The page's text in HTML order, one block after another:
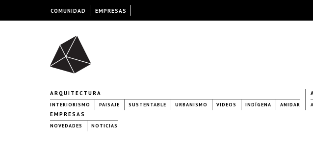
ARQUITECTURA
INTERIORISMO PAISAJE SUSTENTABLE URBANISMO VIDEOS INDÍGENA ANIDAR
EMPRESAS
NOVEDADES NOTICIAS
COMUNIDAD EMPRESAS